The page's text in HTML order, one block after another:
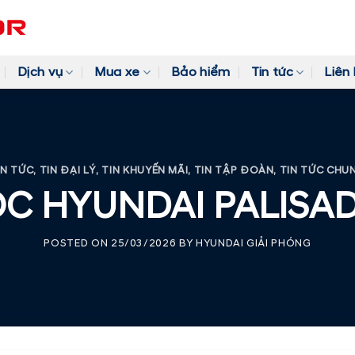
Dịch vụ Mua xe Bảo hiểm Tin tức Liên
TỨC, TIN ĐẠI LÝ, TIN KHUYẾN MÃI, TIN TẬP ĐOÀN, TIN TỨC
HYUNDAI
POSTED ON 25/03/2026 BYHYUNDAI GIẢI PHÓNG